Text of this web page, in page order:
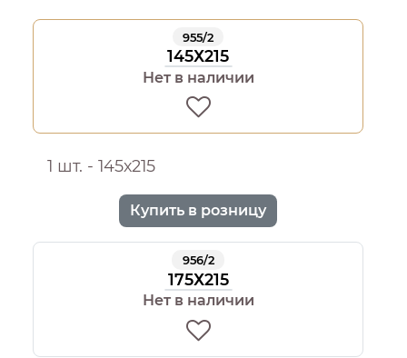
955/2
145Х215
Нет в наличии
1 шт. - 145х215
Купить в розницу
956/2
175Х215
Нет в наличии